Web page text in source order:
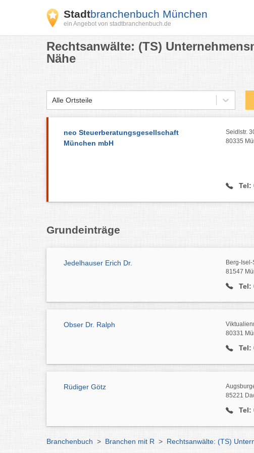
Stadtbranchenbuch München
ein Angebot von stadtbranchenbuch.de
Rechtsanwälte: (TS)
Nähe
Alle Ortsteile
neo Steuerberatungsgesellschaft
München mbH
Seidlstr.
80335
Tel:
Grundeinträge
Jedelhauser Erich Dr.
Berg-Isel-
81547
Tel:
Obser Dr. Ralph
80331
Tel:
Rüdiger Götz
85221
Tel:
Branchenbuch > Branchen mit R > Rechtsanwälte: (TS)